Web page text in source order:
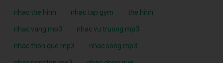
nhac the hinh nhac tap gym the hinh
nhac vang mp3 nhac vu truong mp3
nhac thon que mp3 nhac song mp3